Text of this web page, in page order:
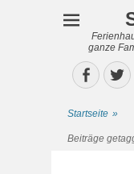
ganze
Startseite »
Beiträge